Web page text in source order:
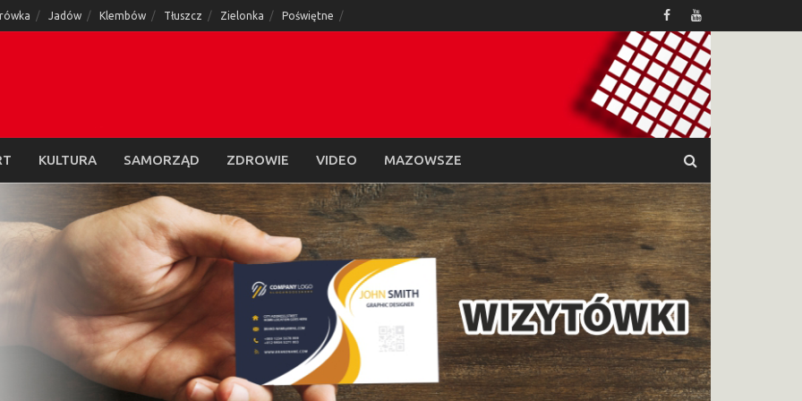
Jadów Klembów Tłuszcz Zielonka Poświętne
KULTURA SAMORZĄD ZDROWIE VIDEO MAZOWSZE